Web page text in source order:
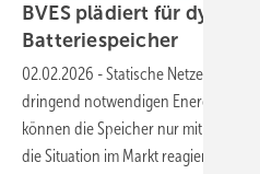
BVES plädiert für
Batteriespeicher
02.02.2026 -Statische Netzentgelte
dringend notwendigen
können die Speicher nur mit
die Situation im Markt reagieren und